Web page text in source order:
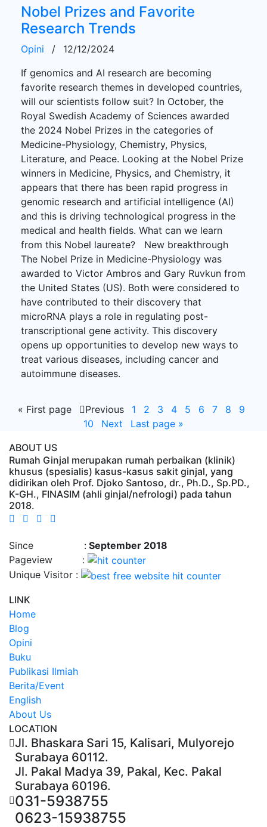
Nobel Prizes and Favorite
Research Trends
Opini /
12/12/2024
If genomics and AI research are becoming
favorite research themes in developed countries,
will our scientists follow suit? In October, the
Royal Swedish Academy of Sciences awarded
the 2024 Nobel Prizes in the categories of
Medicine-Physiology, Chemistry, Physics,
Literature, and Peace. Looking at the Nobel Prize
winners in Medicine, Physics, and Chemistry, it
appears that there has been rapid progress in
genomic research and artificial intelligence (AI)
and this is driving technological progress in the
medical and health fields. What can we learn
from this Nobel laureate? New breakthrough
The Nobel Prize in Medicine-Physiology was
awarded to Victor Ambros and Gary Ruvkun from
the United States (US). Both were considered to
have contributed to their discovery that
microRNA plays a role in regulating post-
transcriptional gene activity. This discovery
opens up opportunities to develop new ways to
treat various diseases, including cancer and
autoimmune diseases.
« First page Previous 1 2 3 4 5 6 7 8
9
10
Next Last page »
ABOUT US
Rumah Ginjal merupakan rumah perbaikan (klinik)
khusus (spesialis) kasus-kasus sakit ginjal, yang
didirikan oleh Prof. Djoko Santoso, dr., Ph.D., Sp.PD.,
K-GH., FINASIM (ahli ginjal/nefrologi) pada tahun
2018.
Since : September 2018
Pageview :
Unique Visitor :
LINK
Home
Blog
Opini
Buku
Publikasi Ilmiah
Berita/Event
English
About Us
LOCATION
Jl. Bhaskara Sari 15, Kalisari, Mulyorejo
Surabaya 60112.
Jl. Pakal Madya 39, Pakal, Kec. Pakal
Surabaya 60196.
031-5938755
0623-15938755